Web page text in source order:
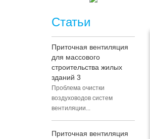
Статьи
Приточная вентиляция
для массового
строительства жилых
зданий 3
Проблема очистки
воздуховодов систем
вентиляции...
Приточная вентиляция